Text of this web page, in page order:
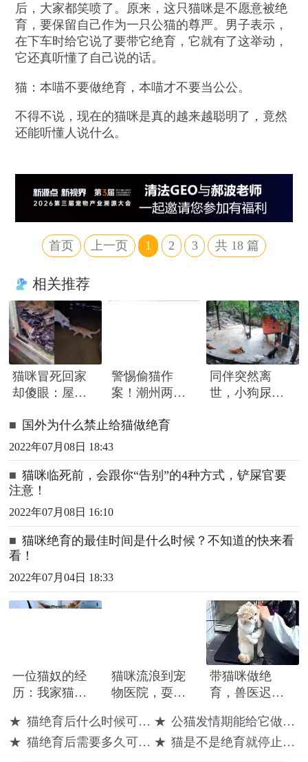
后，大家都笑喷了。原来，这只猫咪是不愿意被绝
育，要保留自己作为一只公猫的尊严。男子表示，
在下车时给它说了要带它绝育，它就有了这举动，
它还真听懂了自己说的话。
猫：本喵不要做绝育，本喵才不要当公公。
不得不说，现在的猫咪是真的越来越聪明了，竟然
还能听懂人说什么。
首页 上一页 1 2 3 共18 篇
相关推荐
猫咪冒死回家
却傻眼：屋外
洋，网友：不
回也罢
警惕偷猫作
案！潮州两日
夜间被盗事件
同伴突然离
世，小狗尿到
■ 国外为什么禁止给猫做绝育
2022年07月08日 18:43
■ 猫咪临死前，会跟你“告别”的4种方式，铲屎官要
注意！
2022年07月08日 16:10
■ 猫咪绝育的最佳时间是什么时候？不知道的快来看
看！
2022年07月04日 18:33
一位猫奴的经
历：我家猫猫
挺过麻醉，最
后走了
猫咪流浪到宠
物医院，耍赖
激动给它做了
绝育！
带猫咪做绝
育，兽医迟迟
人进去一看:尘
缘未了
★ 猫绝育后什么时候可以洗澡 ★ 公猫发情期能给它做绝育吗
★ 猫绝育后需要多久可以取头套 ★ 猫是不是绝育就停止发腮了